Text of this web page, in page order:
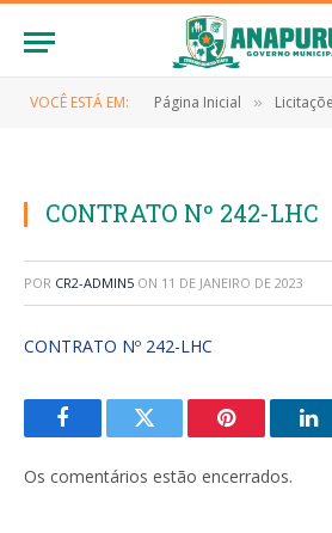
VOCÊ ESTÁ EM: Página Inicial »
CONTRATO Nº 242-LHC
POR CR2-ADMIN5 ON 11 DE JANEIRO DE 2023
CONTRATO Nº 242-LHC
FacebookTwitter Pinterest
Os comentários estão encerrados.